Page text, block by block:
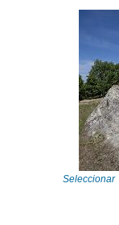
Seleccionar